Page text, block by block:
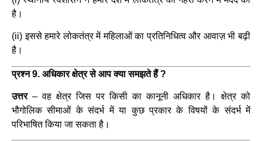
है।
(ii) इससे हमारे लोकतंत्र में महिलाओं का प्रतिनिधित्व और आवाज़ भी बढ़ी
है।
प्रश्न 9. अधिकार क्षेत्र से आप क्या समझते हैं ?
उत्तर–वह क्षेत्र जिस पर किसी का कानूनी अधिकार है। क्षेत्र को
भौगोलिक सीमाओं के संदर्भ में या कुछ प्रकार के विषयों के संदर्भ में
परिभाषित किया जा सकता है।